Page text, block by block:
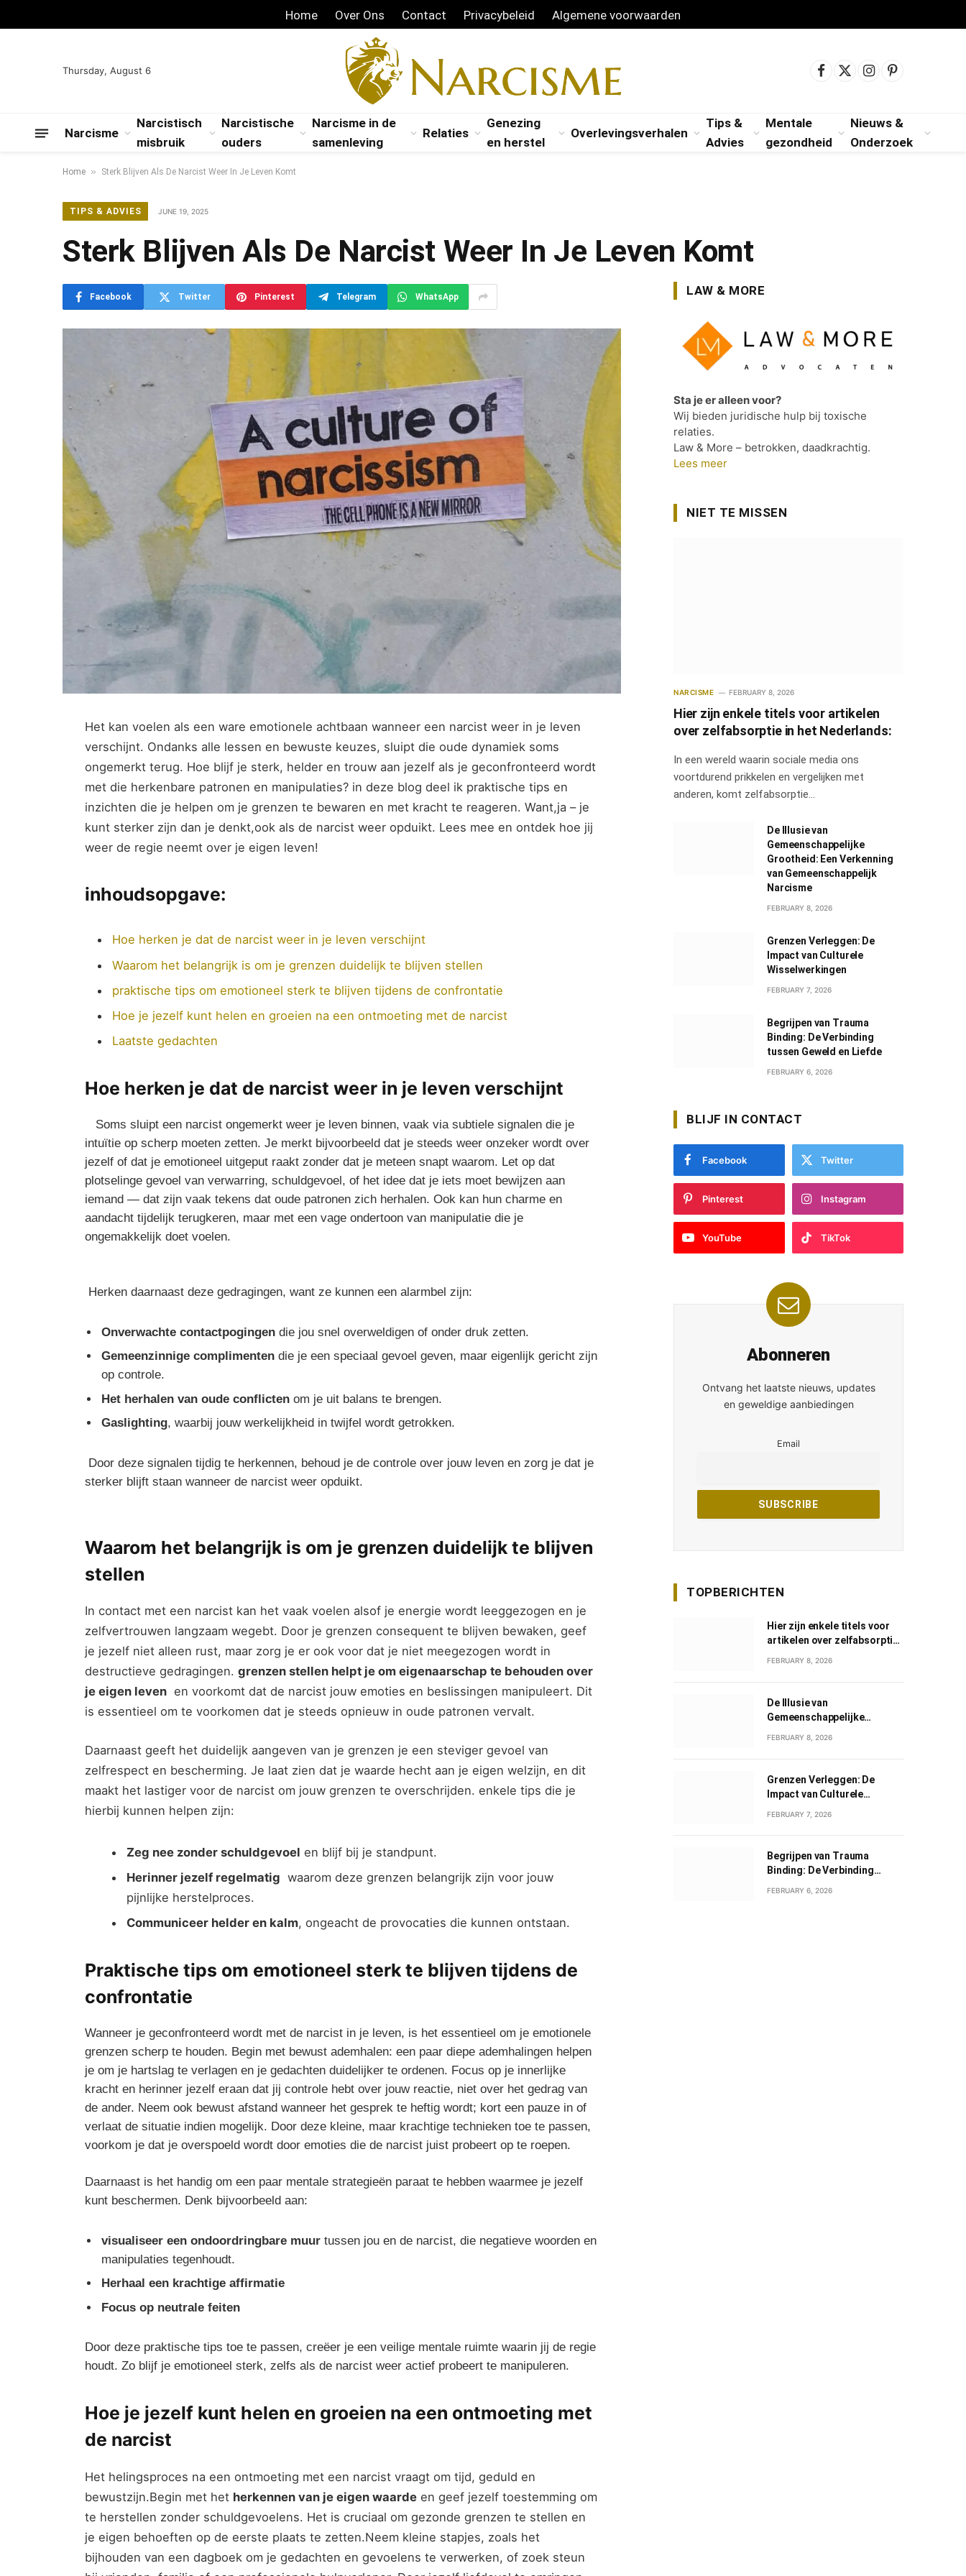
Home Over Ons Contact Privacybeleid Algemene voorwaarden
Thursday, August 6
Facebook
X
InstagramPinterest
Narcisme
Narcistisch
misbruik
Narcistische
ouders
Narcisme in de
samenleving
Relaties
Genezing
en herstel
Overlevingsverhalen
Tips &
Advies
Mentale
gezondheid
Nieuws &
Onderzoek
Home » Sterk Blijven Als De Narcist Weer In Je Leven Komt
TIPS & ADVIES JUNE 19, 2025
Sterk Blijven Als De Narcist Weer In Je Leven Komt
Facebook Twitter Pinterest Telegram WhatsApp
Het kan voelen als een ware emotionele achtbaan wanneer een⁣ narcist⁤ weer in je leven
verschijnt. Ondanks alle ‌lessen en bewuste keuzes,⁣ sluipt die oude‌ dynamiek soms
ongemerkt⁢ terug. Hoe blijf je⁢ sterk, helder ‍en trouw aan ⁤jezelf⁢ als je ‌geconfronteerd wordt
met die herkenbare patronen en manipulaties? in deze blog deel ⁣ik praktische tips en
‍inzichten die⁣ je helpen om je grenzen⁤ te⁢ bewaren en met⁤ kracht te reageren. Want,ja – ‍je
kunt​ sterker zijn dan je⁢ denkt,ook als de narcist weer⁤ opduikt.‍ Lees mee en ontdek hoe jij
weer de regie neemt over je eigen leven!
inhoudsopgave:
Hoe herken je⁢ dat de narcist weer in je leven verschijnt
Waarom het belangrijk is om je grenzen duidelijk te blijven stellen
praktische tips ⁢om emotioneel sterk te blijven tijdens⁤ de confrontatie
Hoe je jezelf kunt helen en groeien na⁢ een ontmoeting⁢ met de ⁤narcist
Laatste gedachten
Hoe herken je dat de⁤ narcist weer in je leven‍ verschijnt
⁤ ‍ ‌ Soms sluipt een⁤ narcist ongemerkt weer je leven binnen, vaak via subtiele​ signalen die je
intuïtie op scherp⁢ moeten zetten. Je merkt bijvoorbeeld ‌dat je steeds weer onzeker wordt⁢ over
jezelf of dat je emotioneel uitgeput raakt zonder dat je meteen snapt waarom. Let op dat
‌plotselinge gevoel van verwarring, schuldgevoel, ‍of het idee dat je iets moet bewijzen aan
iemand — dat‍ zijn vaak tekens ​dat oude patronen zich herhalen. Ook kan hun charme en
aandacht tijdelijk‍ terugkeren, maar met een vage ondertoon ‌van‌ manipulatie die je
ongemakkelijk doet voelen.
⁤ Herken daarnaast deze ‌gedragingen, want ze kunnen een alarmbel zijn:
Onverwachte contactpogingendie jou ⁤snel overweldigen of onder druk⁢ zetten.
Gemeenzinnige complimenten‌die je een speciaal gevoel geven, maar ⁢eigenlijk gericht zijn
op controle.
Het herhalen van oude⁤ conflictenom je uit balans⁢ te brengen.
Gaslighting, waarbij jouw⁤ werkelijkheid in twijfel‌ wordt getrokken.
‍ Door deze​ signalen tijdig te herkennen, behoud je de ​controle ⁤over jouw⁢ leven en zorg je dat je
sterker blijft staan wanneer de narcist weer ⁣opduikt.
Waarom het ‌belangrijk is om ‌je grenzen duidelijk te blijven⁤
stellen
In ‍contact met een narcist kan het vaak voelen alsof ⁢je energie wordt⁣ leeggezogen‌ en je
zelfvertrouwen langzaam wegebt. Door je‌ grenzen consequent te blijven bewaken, geef
je jezelf niet alleen rust, maar zorg je er ⁣ook voor dat​ je niet⁤ meegezogen wordt ⁣in
destructieve gedragingen. grenzen stellen​ helpt je om eigenaarschap ‍te behouden over
je ⁣eigen leven​ en voorkomt dat de narcist jouw emoties en beslissingen manipuleert. Dit
is essentieel om te voorkomen dat ⁢je steeds opnieuw in oude patronen⁢ vervalt.
Daarnaast geeft het duidelijk‍ aangeven van je ⁤grenzen je‍ een steviger gevoel van
‌zelfrespect ⁢en bescherming. Je laat zien​ dat je waarde hecht aan je‌ eigen⁢ welzijn, en dit
maakt het lastiger voor de narcist ‍om jouw grenzen te overschrijden. enkele tips die je
hierbij kunnen helpen zijn:
Zeg nee zonder schuldgevoel en blijf bij je standpunt.
Herinner jezelf regelmatig ‌ waarom deze grenzen belangrijk zijn voor jouw
pijnlijke herstelproces.
Communiceer helder en kalm, ongeacht de provocaties ‌die kunnen ontstaan.
Praktische tips om ​emotioneel sterk te blijven tijdens de
confrontatie
Wanneer je geconfronteerd wordt met de narcist in je leven, is het‌ essentieel om je emotionele ​
grenzen scherp te houden.⁢ Begin met⁢ bewust ademhalen: een paar diepe‍ ademhalingen helpen
je om je hartslag te⁣ verlagen en⁤ je gedachten duidelijker te ordenen. Focus op je innerlijke
⁤kracht en herinner jezelf eraan dat jij controle hebt over ‍jouw reactie, niet ⁤over het gedrag van
de ander.⁣ Neem ook bewust afstand wanneer het gesprek te ⁤heftig wordt; kort een pauze in of
verlaat de situatie indien mogelijk. Door deze kleine, maar krachtige technieken toe te passen,
voorkom​ je dat je overspoeld‍ wordt door emoties‍ die de narcist ‍juist⁤ probeert op te roepen.
Daarnaast‌ is het handig om een paar mentale strategieën ​paraat te hebben waarmee je​ jezelf‍
kunt beschermen. Denk bijvoorbeeld aan:
visualiseer een ondoordringbare muurtussen jou en de narcist, die‍ negatieve woorden en
manipulaties tegenhoudt.
Herhaal een ⁢krachtige affirmatie
Focus op neutrale feiten
Door⁤ deze praktische tips toe te passen, creëer‍ je een veilige mentale ruimte‌ waarin jij de regie
houdt.⁣ Zo blijf je emotioneel sterk, zelfs als de narcist‌ weer actief probeert te manipuleren.
Hoe je ‍jezelf kunt helen‌ en groeien⁣ na een ontmoeting met
de narcist
Het helingsproces na een ontmoeting met een narcist⁣ vraagt om tijd,​ geduld en
‌bewustzijn.Begin met het​ herkennen​ van je eigen waardeen⁣ geef⁣ jezelf toestemming om
te herstellen zonder schuldgevoelens. Het is cruciaal om gezonde grenzen‌ te stellen en
je eigen behoeften op de eerste plaats te zetten.Neem kleine stapjes, zoals het
bijhouden van een ​dagboek om ⁢je gedachten en ⁤gevoelens te verwerken, ​of zoek steun
LAW & MORE
Sta je er alleen voor?
Wij bieden juridische hulp bij toxische
relaties.
Law & More – betrokken, daadkrachtig.
Lees meer
NIET TE MISSEN
NARCISME FEBRUARY 8, 2026
Hier zijn enkele titels voor artikelen
over zelfabsorptie in het Nederlands:
In een wereld waarin sociale media ons
voortdurend prikkelen en vergelijken met
anderen, komt zelfabsorptie…
De Illusie van
Gemeenschappelijke
Grootheid: Een Verkenning
van Gemeenschappelijk
Narcisme
FEBRUARY 8, 2026
Grenzen Verleggen: De
Impact van Culturele
Wisselwerkingen
FEBRUARY 7, 2026
Begrijpen van Trauma
Binding: De Verbinding
tussen Geweld en Liefde
FEBRUARY 6, 2026
BLIJF IN CONTACT
Facebook Twitter
Pinterest Instagram
YouTube TikTok
Abonneren
Ontvang het laatste nieuws, updates
en geweldige aanbiedingen
Email
TOPBERICHTEN
Hier zijn enkele titels voor
artikelen over zelfabsorptie
in het Nederlands:
FEBRUARY 8, 2026
De Illusie van
Gemeenschappelijke
FEBRUARY 8, 2026
Grenzen Verleggen: De
Impact van Culturele
FEBRUARY 7, 2026
Begrijpen van Trauma
Binding: De Verbinding
tussen Geweld en Liefde
FEBRUARY 6, 2026